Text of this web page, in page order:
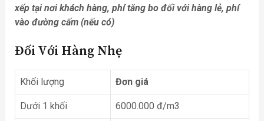
xếp tại nơi khách hàng, phí tăng bo đối với hàng lẻ, phí
vào đường cấm (nếu có)
Đối Với Hàng Nhẹ
Khối lượng Đơn giá
Dưới 1 khối 6000.000 đ/m3